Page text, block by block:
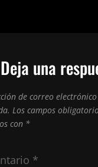
Deja una
de correo
Los campos
con *
*